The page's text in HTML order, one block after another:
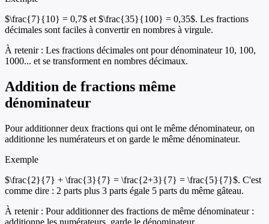
$\frac{7}{10} = 0,7$ et $\frac{35}{100} = 0,35$. Les fractions
décimales sont faciles à convertir en nombres à virgule.
À retenir : Les fractions décimales ont pour dénominateur 10, 100,
1000... et se transforment en nombres décimaux.
Addition de fractions même
dénominateur
Pour additionner deux fractions qui ont le même dénominateur, on
additionne les numérateurs et on garde le même dénominateur.
Exemple
$\frac{2}{7} + \frac{3}{7} = \frac{2+3}{7} = \frac{5}{7}$. C'est
comme dire : 2 parts plus 3 parts égale 5 parts du même gâteau.
À retenir : Pour additionner des fractions de même dénominateur :